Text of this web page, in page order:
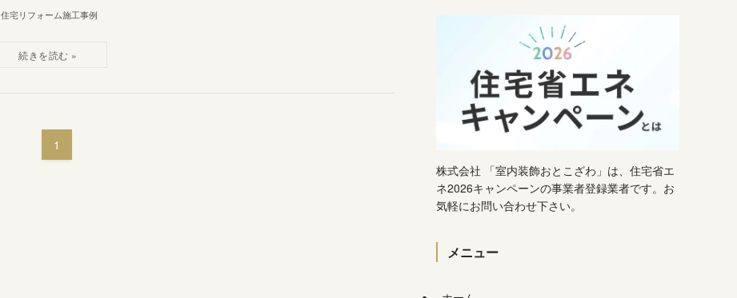
住宅リフォーム施工事例
1
株式会社 「室内装飾おとこざわ」は、住宅省エ
ネ2026キャンペーンの事業者登録業者です。お
気軽にお問い合わせ下さい。
メニュー